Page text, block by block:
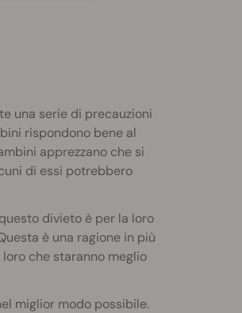
una serie di precauzioni
rispondono bene al
apprezzano che si
di essi potrebbero
divieto è per la loro
è una ragione in più
che staranno meglio
miglior modo possibile.